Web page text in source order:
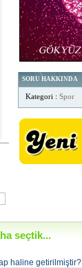
SORU HAKKINDA
Kategori : Spor
seçtik...
haline getirilmiştir?